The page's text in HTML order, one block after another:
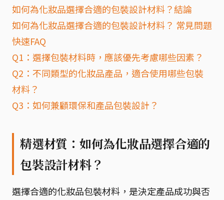
如何為化妝品選擇合適的包裝設計材料？結論
如何為化妝品選擇合適的包裝設計材料？ 常見問題
快速FAQ
Q1：選擇包裝材料時，應該優先考慮哪些因素？
Q2：不同類型的化妝品產品，適合使用哪些包裝
材料？
Q3：如何兼顧環保和產品包裝設計？
精選材質：如何為化妝品選擇合適的
包裝設計材料？
選擇合適的化妝品包裝材料，是決定產品成功與否